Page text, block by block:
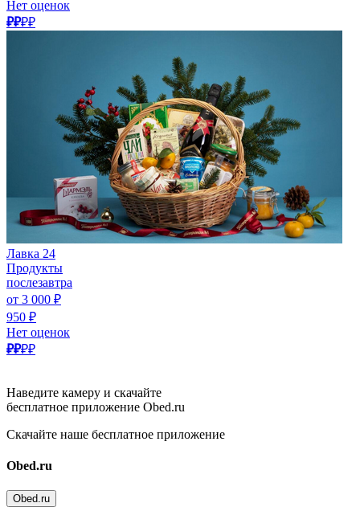
Нет оценок
₽₽₽₽
Лавка 24
Продукты
послезавтра
от 3 000 ₽
950 ₽
Нет оценок
₽₽₽₽
Наведите камеру и скачайте
бесплатное приложение Obed.ru
Скачайте наше бесплатное приложение
Obed.ru
Obed.ru